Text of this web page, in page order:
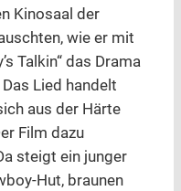
Kinosaal der
wie er mit
Talkin“ das Drama
Lied handelt
aus der Härte
Film dazu
steigt ein junger
Hut, braunen